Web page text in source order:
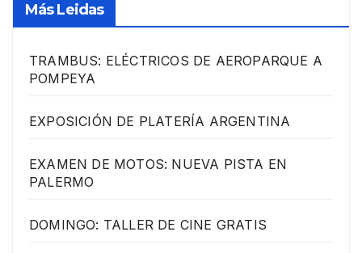
Más Leidas
TRAMBUS: ELÉCTRICOS DE AEROPARQUE A
POMPEYA
EXPOSICIÓN DE PLATERÍA ARGENTINA
EXAMEN DE MOTOS: NUEVA PISTA EN
PALERMO
DOMINGO: TALLER DE CINE GRATIS